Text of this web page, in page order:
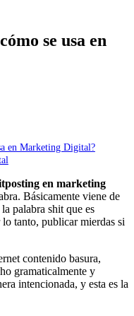
se usa en
en Marketing Digital?
en marketing
Básicamente viene de
palabra shit que es
tanto, publicar mierdas si
contenido basura,
gramaticalmente y
intencionada, y esta es la